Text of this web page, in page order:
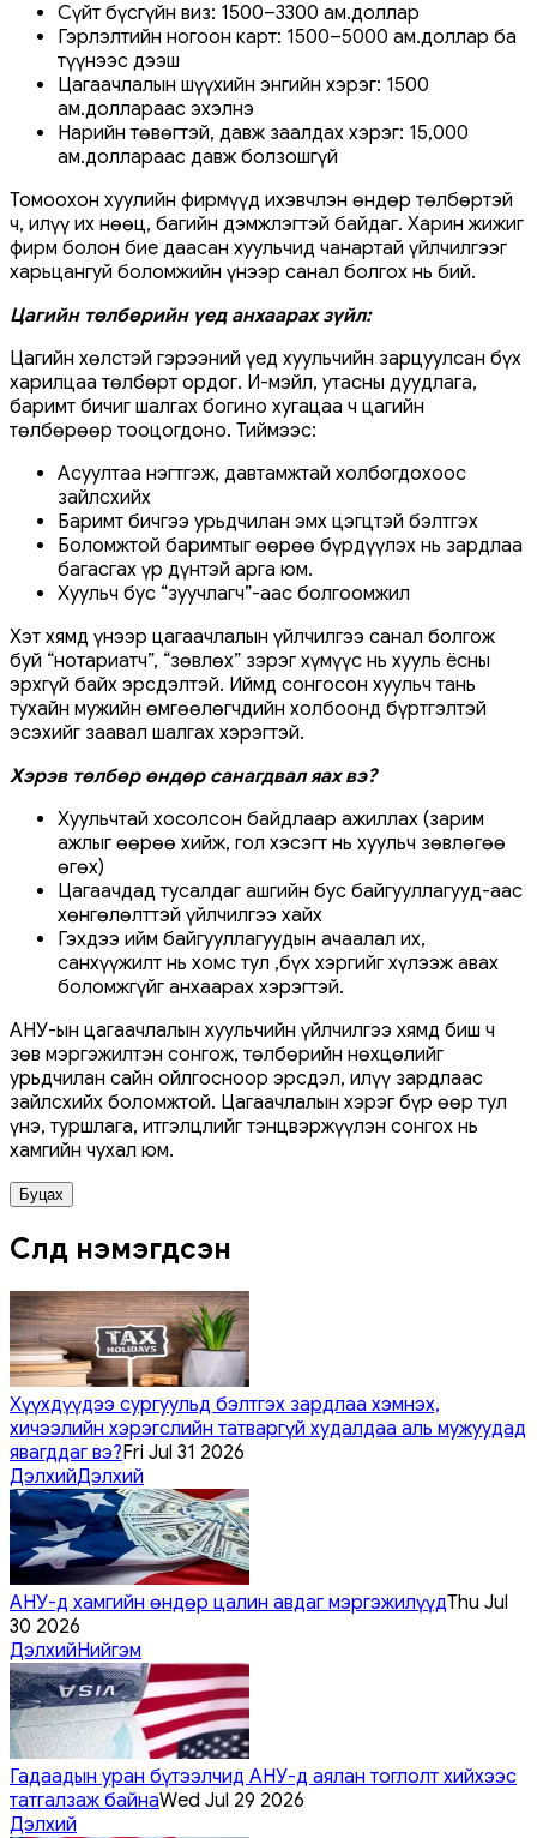
Сүйт бүсгүйн виз: 1500–3300 ам.доллар
Гэрлэлтийн ногоон карт: 1500–5000 ам.доллар ба
түүнээс дээш
Цагаачлалын шүүхийн энгийн хэрэг: 1500
ам.доллараас эхэлнэ
Нарийн төвөгтэй, давж заалдах хэрэг: 15,000
ам.доллараас давж болзошгүй
Томоохон хуулийн фирмүүд ихэвчлэн өндөр төлбөртэй
ч, илүү их нөөц, багийн дэмжлэгтэй байдаг. Харин жижиг
фирм болон бие даасан хуульчид чанартай үйлчилгээг
харьцангуй боломжийн үнээр санал болгох нь бий.
Цагийн төлбөрийн үед анхаарах зүйл:
Цагийн хөлстэй гэрээний үед хуульчийн зарцуулсан бүх
харилцаа төлбөрт ордог. И-мэйл, утасны дуудлага,
баримт бичиг шалгах богино хугацаа ч цагийн
төлбөрөөр тооцогдоно. Тиймээс:
Асуултаа нэгтгэж, давтамжтай холбогдохоос
зайлсхийх
Баримт бичгээ урьдчилан эмх цэгцтэй бэлтгэх
Боломжтой баримтыг өөрөө бүрдүүлэх нь зардлаа
багасгах үр дүнтэй арга юм.
Хуульч бус “зуучлагч”-аас болгоомжил
Хэт хямд үнээр цагаачлалын үйлчилгээ санал болгож
буй “нотариатч”, “зөвлөх” зэрэг хүмүүс нь хууль ёсны
эрхгүй байх эрсдэлтэй. Иймд сонгосон хуульч тань
тухайн мужийн өмгөөлөгчдийн холбоонд бүртгэлтэй
эсэхийг заавал шалгах хэрэгтэй.
Хэрэв төлбөр өндөр санагдвал яах вэ?
Хуульчтай хосолсон байдлаар ажиллах (зарим
ажлыг өөрөө хийж, гол хэсэгт нь хуульч зөвлөгөө
өгөх)
Цагаачдад тусалдаг ашгийн бус байгууллагууд-аас
хөнгөлөлттэй үйлчилгээ хайх
Гэхдээ ийм байгууллагуудын ачаалал их,
санхүүжилт нь хомс тул ,бүх хэргийг хүлээж авах
боломжгүйг анхаарах хэрэгтэй.
АНУ-ын цагаачлалын хуульчийн үйлчилгээ хямд биш ч
зөв мэргэжилтэн сонгож, төлбөрийн нөхцөлийг
урьдчилан сайн ойлгосноор эрсдэл, илүү зардлаас
зайлсхийх боломжтой. Цагаачлалын хэрэг бүр өөр тул
үнэ, туршлага, итгэлцлийг тэнцвэржүүлэн сонгох нь
хамгийн чухал юм.
Буцах
Сүүлд нэмэгдсэн
Хүүхдүүдээ сургуульд бэлтгэх зардлаа хэмнэх,
хичээлийн хэрэгслийн татваргүй худалдаа аль мужуудад
явагддаг вэ?Fri Jul 31 2026
ДэлхийДэлхий
АНУ-д хамгийн өндөр цалин авдаг мэргэжилүүдThu Jul
30 2026
ДэлхийНийгэм
Гадаадын уран бүтээлчид АНУ-д аялан тоглолт хийхээс
татгалзаж байнаWed Jul 29 2026
Дэлхий